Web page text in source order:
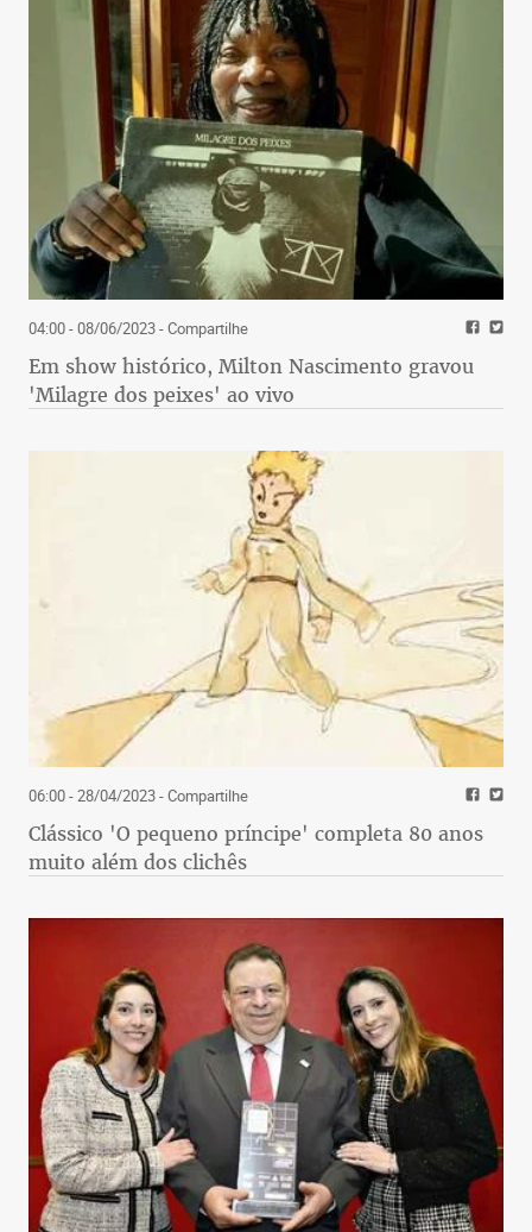
04:00 - 08/06/2023- Compartilhe
Em show histórico, Milton Nascimento gravou
'Milagre dos peixes' ao vivo
06:00 - 28/04/2023- Compartilhe
Clássico 'O pequeno príncipe' completa 80 anos
muito além dos clichês